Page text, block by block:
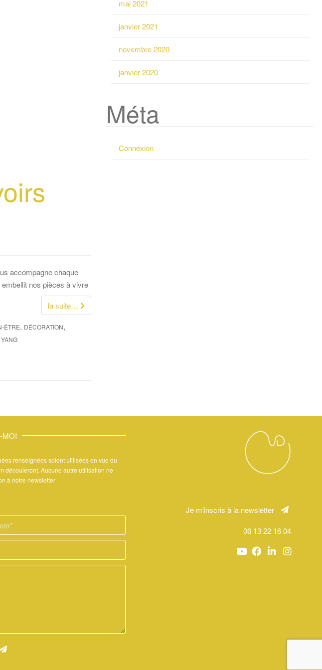
accompagne chaque
nos pièces à vivre
la suite…
ÊTRE, DÉCORATION,
mai 2021
janvier 2021
novembre 2020
janvier 2020
Méta
Connexion
MOI
renseignées soient utilisées en vue du
découleront. Aucune autre utilisation ne
à notre newsletter
Je m'inscris à la newsletter
06 13 22 16 04